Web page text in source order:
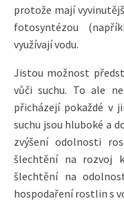
protože mají
fotosyntézou
využívají vodu.
Jistou možnost
vůči suchu. To ale
přicházejí pokaždé v
suchu jsou hluboké a
zvýšení odolnosti
šlechtění na rozvoj
šlechtění na
hospodaření rostlin s